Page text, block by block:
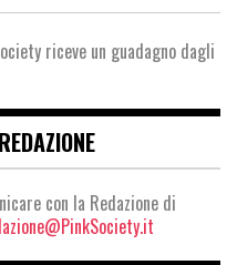
riceve un guadagno dagli
con la Redazione di